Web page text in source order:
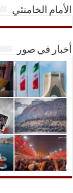
الأمام الخامنئي
أخبار في صور